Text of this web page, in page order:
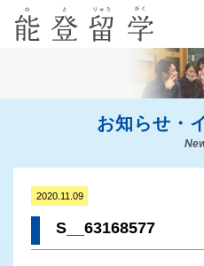
お知らせ・
2020.11.09
S__63168577